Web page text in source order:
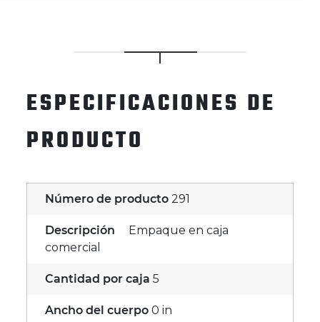
ESPECIFICACIONES DE
PRODUCTO
Número de producto 291
Descripción
Empaque en caja
comercial
Cantidad por caja 5
Ancho del cuerpo 0 in